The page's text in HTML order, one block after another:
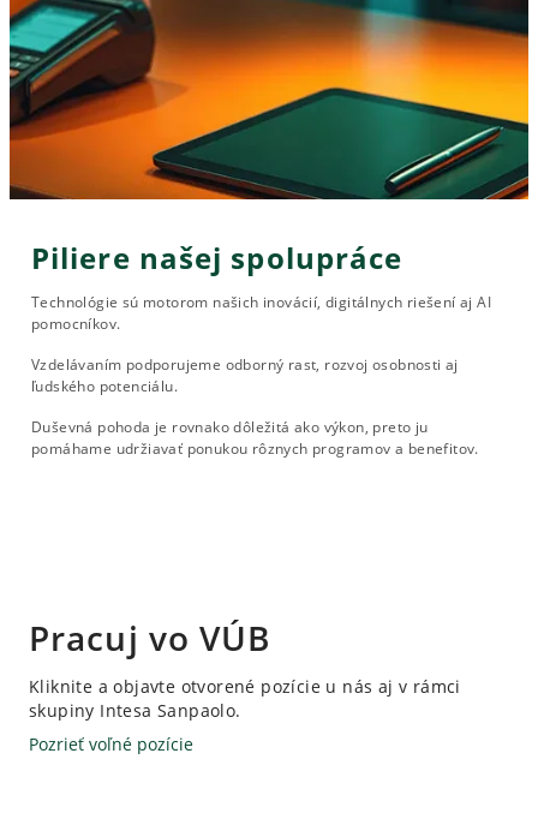
Piliere našej spolupráce
Technológie sú motorom našich inovácií, digitálnych riešení aj AI
pomocníkov.
Vzdelávaním podporujeme odborný rast, rozvoj osobnosti aj
ľudského potenciálu.
Duševná pohoda je rovnako dôležitá ako výkon, preto ju
pomáhame udržiavať ponukou rôznych programov a benefitov.
Pracuj vo VÚB
Kliknite a objavte otvorené pozície u nás aj v rámci
skupiny Intesa Sanpaolo.
Pozrieť voľné pozície